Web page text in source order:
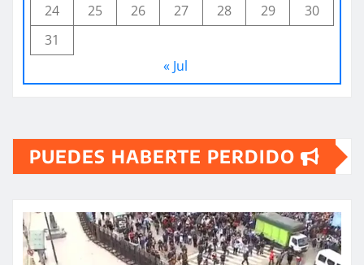
24
25 26 27 28 29
30
31
« Jul
PUEDES HABERTE PERDIDO